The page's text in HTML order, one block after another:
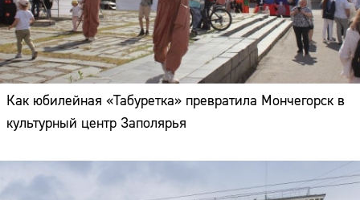
Как юбилейная «Табуретка» превратила Мончегорск в
культурный центр Заполярья